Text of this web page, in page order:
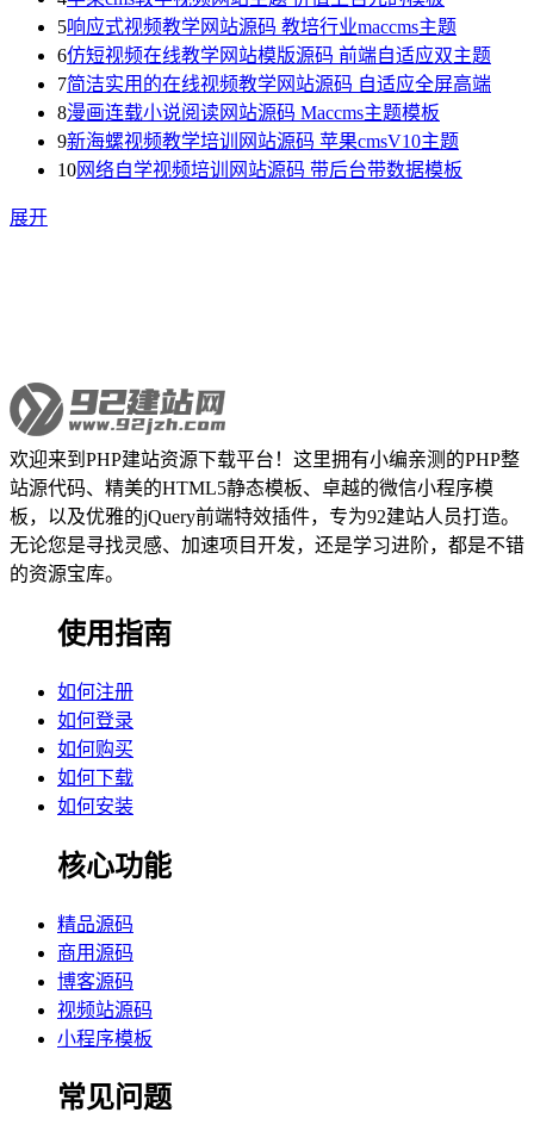
5响应式视频教学网站源码 教培行业maccms主题
6仿短视频在线教学网站模版源码 前端自适应双主题
7简洁实用的在线视频教学网站源码 自适应全屏高端
8漫画连载小说阅读网站源码 Maccms主题模板
9新海螺视频教学培训网站源码 苹果cmsV10主题
10网络自学视频培训网站源码 带后台带数据模板
展开
欢迎来到PHP建站资源下载平台！这里拥有小编亲测的PHP整
站源代码、精美的HTML5静态模板、卓越的微信小程序模
板，以及优雅的jQuery前端特效插件，专为92建站人员打造。
无论您是寻找灵感、加速项目开发，还是学习进阶，都是不错
的资源宝库。
使用指南
如何注册
如何登录
如何购买
如何下载
如何安装
核心功能
精品源码
商用源码
博客源码
视频站源码
小程序模板
常见问题